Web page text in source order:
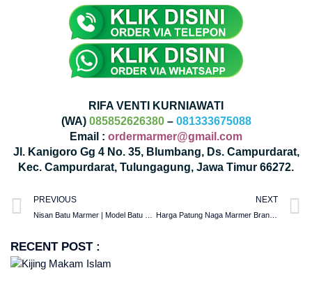
RIFA VENTI KURNIAWATI
(WA) 085852626380– 081333675088
Email : ordermarmer@gmail.com
Jl. Kanigoro Gg 4 No. 35, Blumbang, Ds. Campurdarat,
Kec. Campurdarat, Tulungagung, Jawa Timur 66272.
PREVIOUS NEXT
Harga Patung Naga Marmer Brand Bintang Antik Sejahtera
RECENT POST :